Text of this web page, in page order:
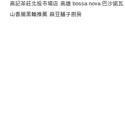
高記茶莊北投市場店 高雄 bossa nova 巴沙諾瓦
山香腸黑輪推薦 麻豆驢子廚房